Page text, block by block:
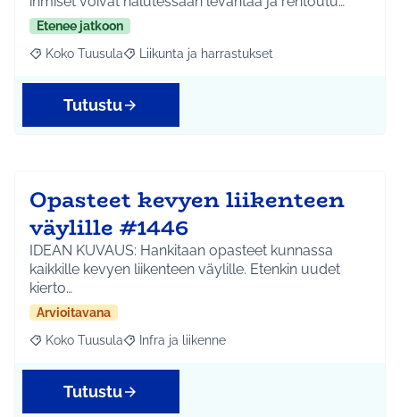
Etenee jatkoon
Rajaa tulokset aihepiirin mukaan: Koko Tuusula
Koko Tuusula Rajaa tulokset teeman mukaan: Liikunta ja
Liikunta ja harrastukset
Tutustu
Opasteet kevyen liikenteen
väylille #1446
IDEAN KUVAUS: Hankitaan opasteet kunnassa
kaikkille kevyen liikenteen väylille. Etenkin uudet
kierto…
Arvioitavana
Rajaa tulokset aihepiirin mukaan: Koko Tuusula
Koko Tuusula Rajaa tulokset teeman mukaan: Infra ja liikenne
Infra ja liikenne
Tutustu